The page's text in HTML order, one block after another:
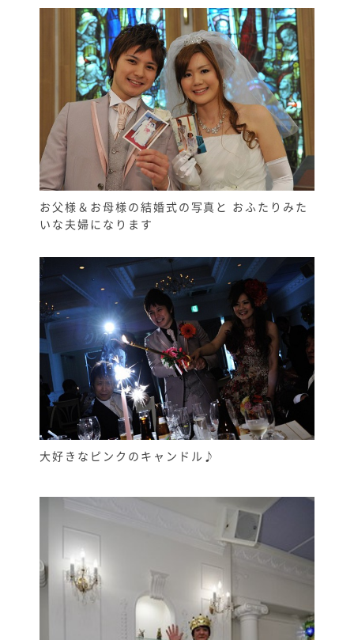
お父様＆お母様の結婚式の写真と おふたりみた
いな夫婦になります
大好きなピンクのキャンドル♪